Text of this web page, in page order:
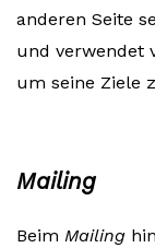
anderen Seite
und verwendet
um seine Ziele
Mailing
Beim Mailing